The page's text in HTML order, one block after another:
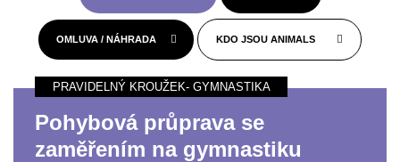
OMLUVA / NÁHRADA KDO JSOU ANIMALS
Pohybová průprava se
zaměřením na gymnastiku